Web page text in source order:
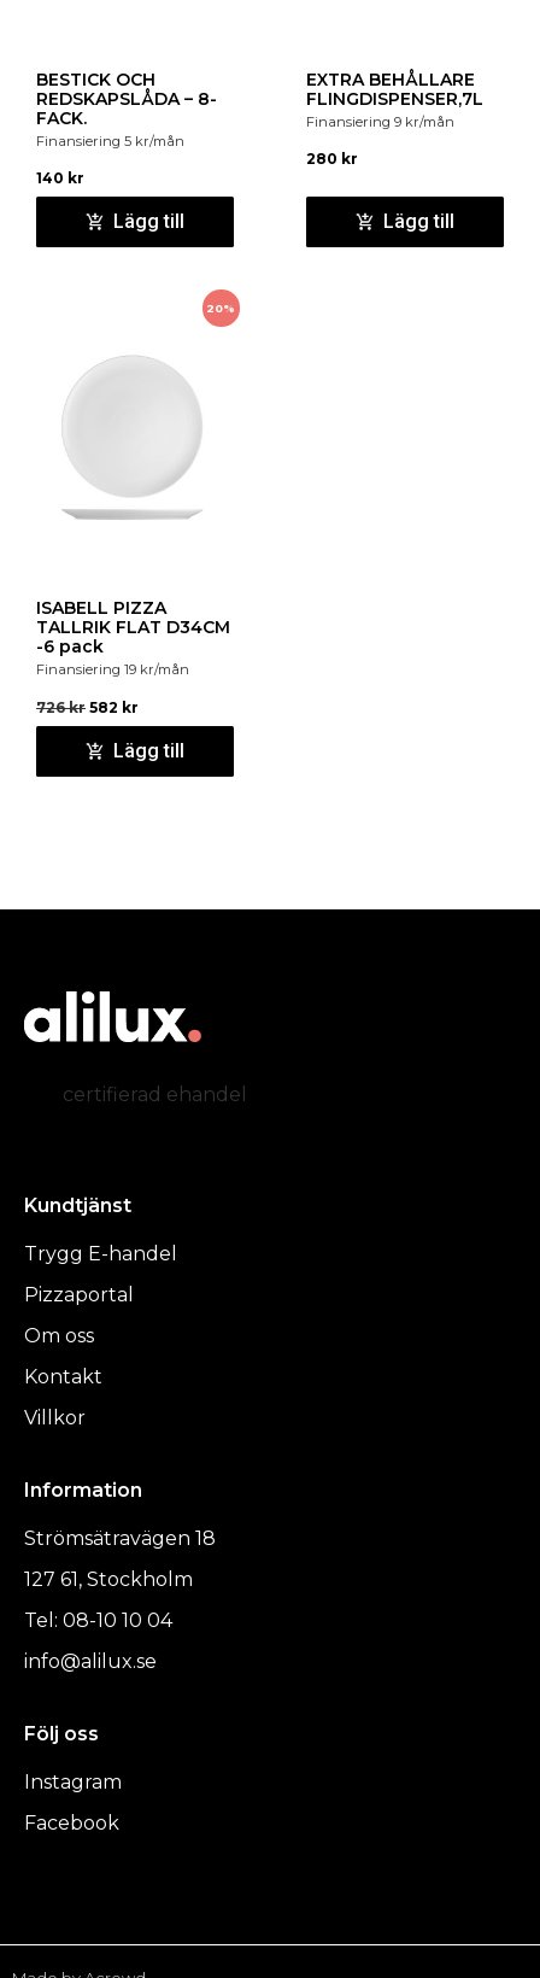
BESTICK OCH
REDSKAPSLÅDA – 8-
FACK.
Finansiering 5 kr/mån
140 kr
Lägg till
EXTRA BEHÅLLARE
FLINGDISPENSER,7L
Finansiering 9 kr/mån
280 kr
Lägg till
20%
ISABELL PIZZA
TALLRIK FLAT D34CM
-6 pack
Finansiering 19 kr/mån
726kr 582 kr
Lägg till
certifierad ehandel
Kundtjänst
Trygg E-handel
Pizzaportal
Om oss
Kontakt
Villkor
Information
Strömsätravägen 18
127 61, Stockholm
Tel: 08-10 10 04
info@alilux.se
Följ oss
Instagram
Facebook